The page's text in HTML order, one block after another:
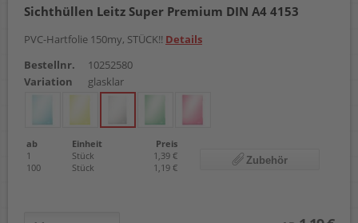
Sichthüllen Leitz Super Premium DIN A4 4153
PVC-Hartfolie 150my, STÜCK!! Details
Bestellnr.
10252580
Variation
glasklar
ab Einheit
Preis
1
Stück
1,39 €
100
Stück 1,19 €
Zubehör